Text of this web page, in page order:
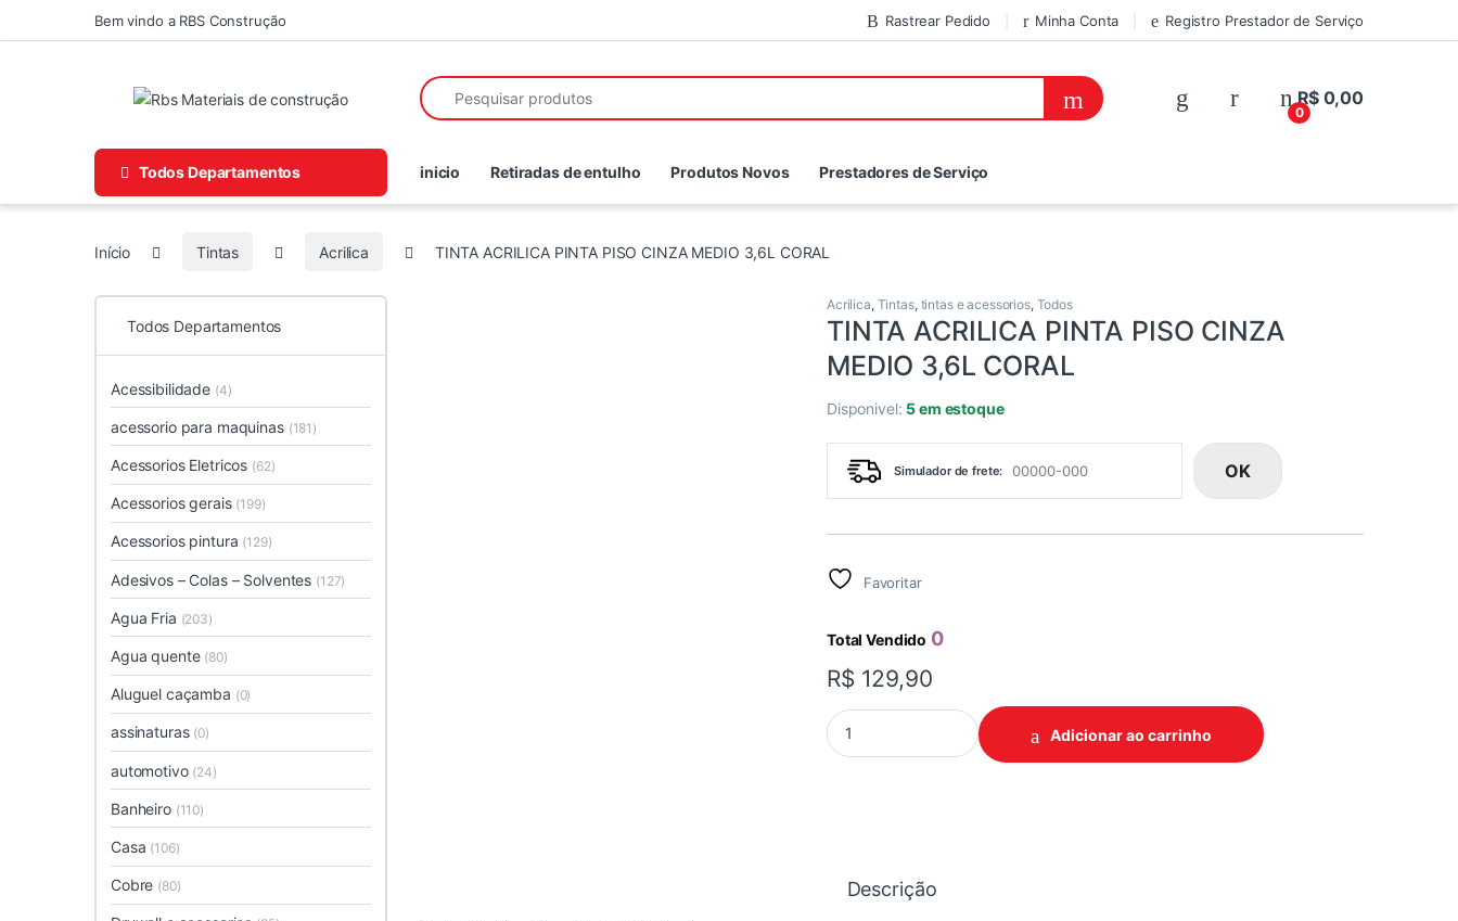
Skip to navigation
Skip to contentBem vindo a RBS Construção Rastrear Pedido Minha Conta Registro Prestador de Serviço
Search for:
0
R$0,00
Todos Departamentos inicio Retiradas de entulho Produtos Novos Prestadores de Serviço
Início Tintas Acrilica TINTA ACRILICA PINTA PISO CINZA MEDIO 3,6L CORAL
Acrilica, Tintas, tintas e acessorios, Todos
TINTA ACRILICA PINTA PISO CINZA
MEDIO 3,6L CORAL
Disponivel: 5 em estoque
Simulador de frete: OK
Favoritar
Total Vendido 0
R$ 129,90
TINTA ACRILICA PINTA PISO CINZA MEDIO 3,6L CORAL quantidade
Adicionar ao carrinho
Descrição
Todos Departamentos
Acessibilidade (4)
acessorio para maquinas (181)
Acessorios Eletricos (62)
Acessorios gerais (199)
Acessorios pintura (129)
Adesivos – Colas – Solventes (127)
Agua Fria (203)
Agua quente (80)
Aluguel caçamba (0)
assinaturas (0)
automotivo (24)
Banheiro (110)
Casa (106)
Cobre (80)